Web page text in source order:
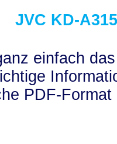
JVC KD-A315
einfach
PDF-